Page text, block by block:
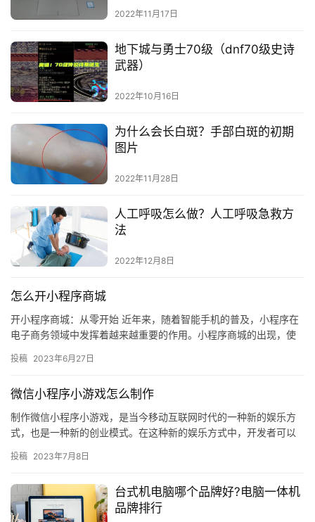
2022年11月17日
地下城与勇士70级（dnf70级史诗
武器）
2022年10月16日
为什么会长白斑？手部白斑的初期
图片
2022年11月28日
人工呼吸怎么做？人工呼吸急救方
法
2022年12月8日
怎么开小程序商城
开小程序商城：从零开始 近年来，随着智能手机的普及，小程序在
电子商务领域中发挥着越来越重要的作用。小程序商城的出现，使
松购…
投稿 2023年6月27日
微信小程序小游戏怎么制作
制作微信小程序小游戏，是当今移动互联网时代的一种新的娱乐方
式，也是一种新的创业模式。在这种新的娱乐方式中，开发者可以
序中进…
投稿 2023年7月8日
台式机电脑哪个品牌好?电脑一体机
品牌排行